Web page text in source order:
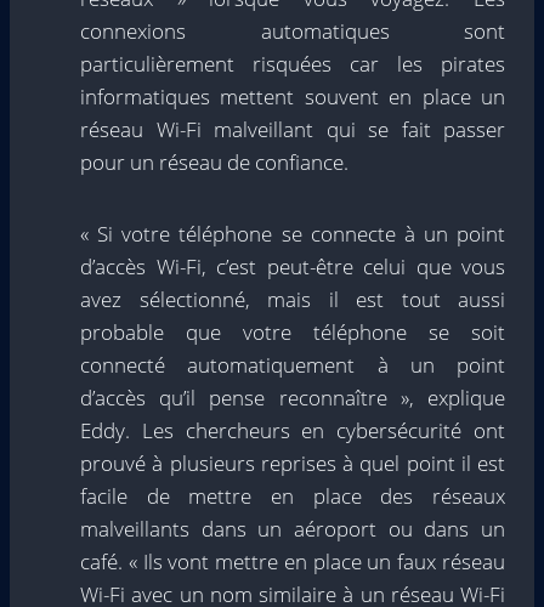
connexions automatiques sont
particulièrement risquées car les pirates
informatiques mettent souvent en place un
réseau Wi-Fi malveillant qui se fait passer
pour un réseau de confiance.
« Si votre téléphone se connecte à un point
d’accès Wi-Fi, c’est peut-être celui que vous
avez sélectionné, mais il est tout aussi
probable que votre téléphone se soit
connecté automatiquement à un point
d’accès qu’il pense reconnaître », explique
Eddy. Les chercheurs en cybersécurité ont
prouvé à plusieurs reprises à quel point il est
facile de mettre en place des réseaux
malveillants dans un aéroport ou dans un
café. « Ils vont mettre en place un faux réseau
Wi-Fi avec un nom similaire à un réseau Wi-Fi